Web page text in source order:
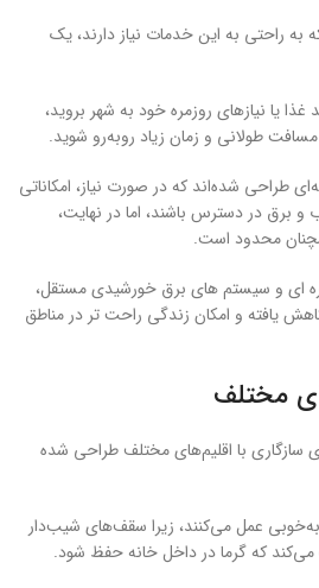
به راحتی به این خدمات نیاز دارند، یک
یا نیازهای روزمره خود به شهر بروید،
طولانی و زمان زیاد روبه‌رو شوید.
طراحی شده‌اند که در صورت نیاز، امکاناتی
و برق در دسترس باشند، اما در نهایت،
محدود است.
ای و سیستم‌ های برق خورشیدی مستقل،
یافته و امکان زندگی راحت‌ تر در مناطق
مختلف
با اقلیم‌های مختلف طراحی شده
عمل می‌کنند، زیرا سقف‌های شیب‌دار
که گرما در داخل خانه حفظ شود.